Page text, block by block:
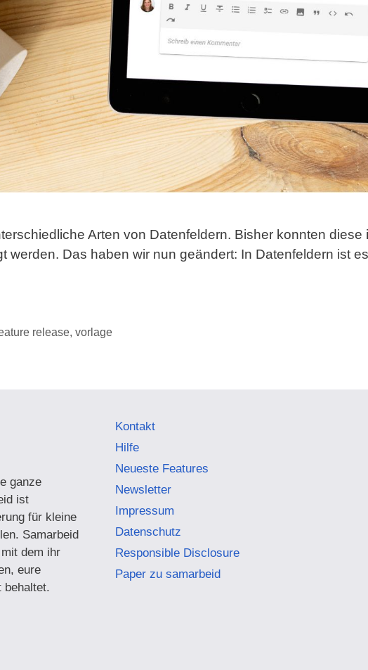
Arten von Datenfeldern. Bisher konnten
werden. Das haben wir nun geändert: In Datenfeldern ist
release, vorlage
ganze
ist
für kleine
Samarbeid
dem ihr
eure
behaltet.
Kontakt
Hilfe
Neueste Features
Newsletter
Impressum
Datenschutz
Responsible Disclosure
Paper zu samarbeid